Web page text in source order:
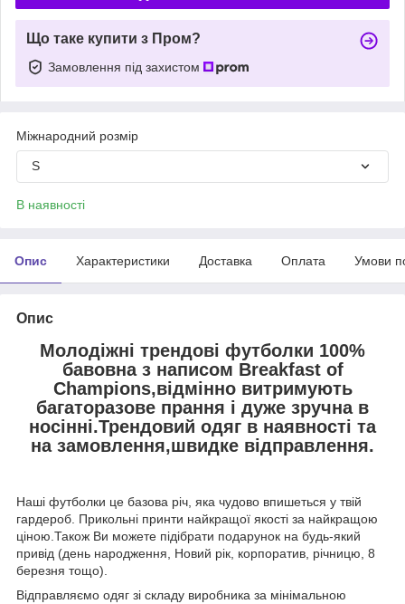
Що таке купити з Пром?
Замовлення під захистом
Міжнародний розмір
S
В наявності
Опис Характеристики Доставка Оплата Умови
Опис
Молодіжні трендові футболки 100%
бавовна з написом Breakfast of
Champions,відмінно витримують
багаторазове прання і дуже зручна в
носінні.Трендовий одяг в наявності та
на замовлення,швидке відправлення.
Наші футболки це базова річ, яка чудово впишеться у твій
гардероб. Прикольні принти найкращої якості за найкращою
ціною.Також Ви можете підібрати подарунок на будь-який
привід (день народження, Новий рік, корпоратив, річницю, 8
березня тощо).
Відправляємо одяг зі складу виробника за мінімальною